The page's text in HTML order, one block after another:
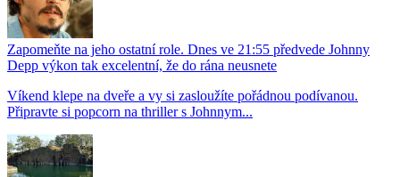
Zapomeňte na jeho ostatní role. Dnes ve 21:55 předvede Johnny
Depp výkon tak excelentní, že do rána neusnete
Víkend klepe na dveře a vy si zasloužíte pořádnou podívanou.
Připravte si popcorn na thriller s Johnnym...